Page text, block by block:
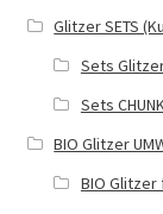
Glitzer SETS
Sets Glitzer
Sets
BIO Glitzer
BIO Glitzer